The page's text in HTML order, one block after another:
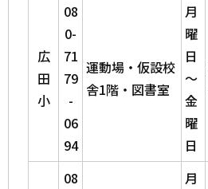
広
田
小
08
0-
71
79
-
06
94
運動場・仮設校
舎1階・図書室
月
曜
日
～
金
曜
日
08
月